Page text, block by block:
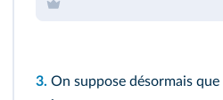
3. On suppose désormais que